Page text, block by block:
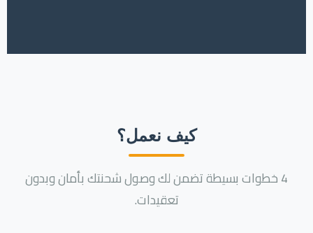
كيف نعمل؟
4 خطوات بسيطة تضمن لك وصول شحنتك بأمان وبدون
تعقيدات.